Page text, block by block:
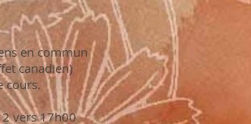
en commun
canadien)
cours.
vers 17h00